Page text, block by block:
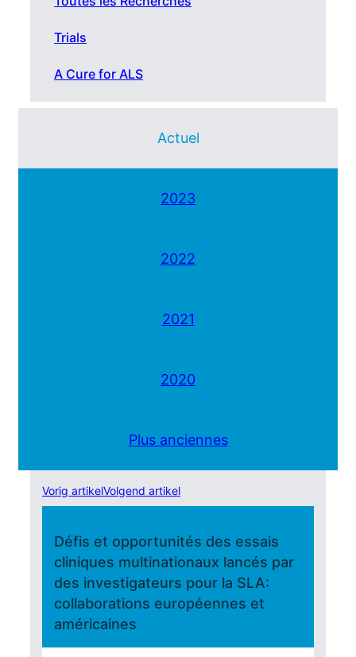
Trials
A Cure for ALS
Actuel
2023
2022
2021
2020
Plus anciennes
Vorig artikelVolgend artikel
Défis et opportunités des essais
cliniques multinationaux lancés par
des investigateurs pour la SLA:
collaborations européennes et
américaines